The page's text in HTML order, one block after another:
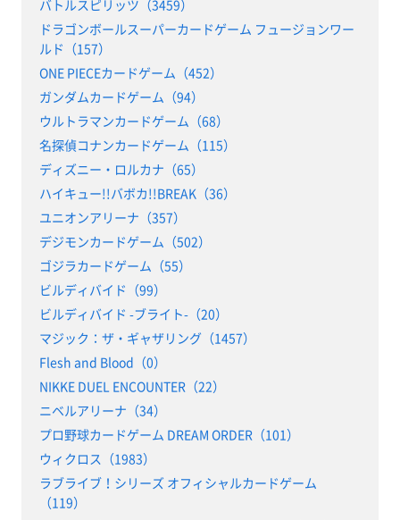
バトルスピリッツ（3459）
ドラゴンボールスーパーカードゲーム フュージョンワー
ルド（157）
ONE PIECEカードゲーム（452）
ガンダムカードゲーム（94）
ウルトラマンカードゲーム（68）
名探偵コナンカードゲーム（115）
ディズニー・ロルカナ（65）
ハイキュー!!バボカ!!BREAK（36）
ユニオンアリーナ（357）
デジモンカードゲーム（502）
ゴジラカードゲーム（55）
ビルディバイド（99）
ビルディバイド -ブライト-（20）
マジック：ザ・ギャザリング（1457）
Flesh and Blood（0）
NIKKE DUEL ENCOUNTER（22）
ニベルアリーナ（34）
プロ野球カードゲーム DREAM ORDER（101）
ウィクロス（1983）
ラブライブ！シリーズ オフィシャルカードゲーム
（119）